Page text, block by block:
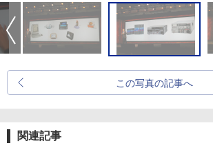
この写真の記事へ
関連記事